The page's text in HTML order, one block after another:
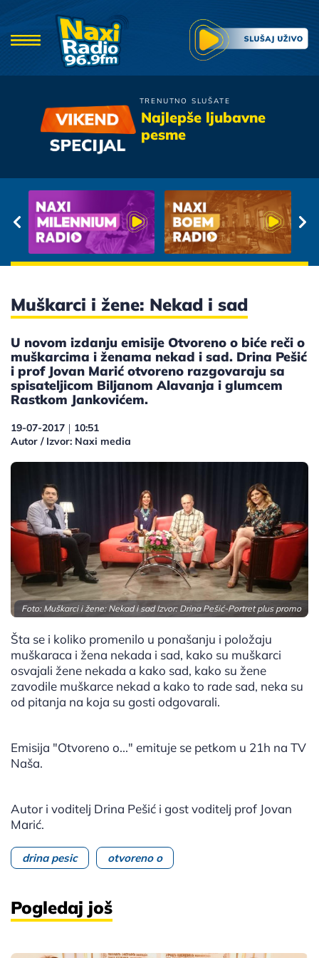
TRENUTNO SLUŠATE
Najlepše ljubavne
pesme
Djordje Balasevic
Ljerka (Korzo)
Muškarci i žene: Nekad i sad
U novom izdanju emisije Otvoreno o biće reči o
muškarcima i ženama nekad i sad. Drina Pešić
i prof Jovan Marić otvoreno razgovaraju sa
spisateljicom Biljanom Alavanja i glumcem
Rastkom Jankovićem.
19-07-2017 | 10:51
Autor / Izvor: Naxi media
Foto: Muškarci i žene: Nekad i sad Izvor: Drina Pešić-Portret plus promo
Šta se i koliko promenilo u ponašanju i položaju
muškaraca i žena nekada i sad, kako su muškarci
osvajali žene nekada a kako sad, kako su žene
zavodile muškarce nekad a kako to rade sad, neka su
od pitanja na koja su gosti odgovarali.
Emisija "Otvoreno o..." emituje se petkom u 21h na TV
Naša.
Autor i voditelj Drina Pešić i gost voditelj prof Jovan
Marić.
drina pesic otvoreno o
Pogledaj još